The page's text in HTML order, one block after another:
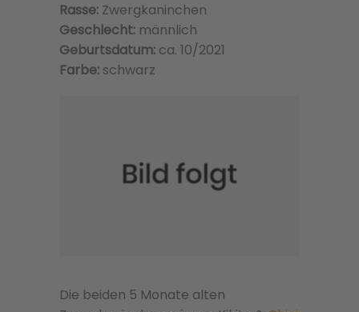
Rasse: Zwergkaninchen
Geschlecht: männlich
Geburtsdatum: ca. 10/2021
Farbe: schwarz
Die beiden 5 Monate alten